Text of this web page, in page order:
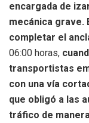
encargada de
mecánica grave.
completar el
06:00 horas,
transportistas
con una vía
que obligó a las
tráfico de